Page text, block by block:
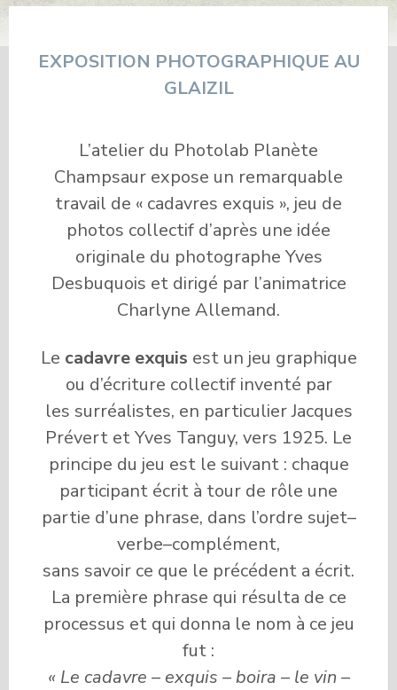
EXPOSITION PHOTOGRAPHIQUE AU
GLAIZIL
L’atelier du Photolab Planète
Champsaur expose un remarquable
travail de « cadavres exquis », jeu de
photos collectif d’après une idée
originale du photographe Yves
Desbuquois et dirigé par l’animatrice
Charlyne Allemand.
Le cadavre exquis est un jeu graphique
ou d’écriture collectif inventé par
les surréalistes, en particulier Jacques
Prévert et Yves Tanguy, vers 1925. Le
principe du jeu est le suivant : chaque
participant écrit à tour de rôle une
partie d’une phrase, dans l’ordre sujet–
verbe–complément,
sans savoir ce que le précédent a écrit.
La première phrase qui résulta de ce
processus et qui donna le nom à ce jeu
fut :
« Le cadavre – exquis – boira – le vin –